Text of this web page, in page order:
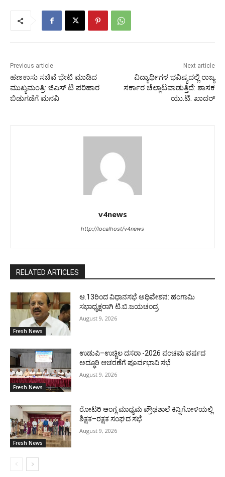
Previous article
ಹಣಕಾಸು ಸಚಿವೆ ಭೇಟಿ ಮಾಡಿದ
ಮುಖ್ಯಮಂತ್ರಿ: ಜಿಎಸ್ ಟಿ ಪರಿಹಾರ
ಬಿಡುಗಡೆಗೆ ಮನವಿ
Next article
ವಿದ್ಯಾರ್ಥಿಗಳ ಭವಿಷ್ಯದಲ್ಲಿ ರಾಜ್ಯ
ಸರ್ಕಾರ ಚೆಲ್ಲಾಟವಾಡುತ್ತಿದೆ: ಶಾಸಕ
ಯು.ಟಿ. ಖಾದರ್
v4news
http://localhost/v4news
RELATED ARTICLES
Fresh News
ಆ.13ರಿಂದ ವಿಧಾನಸಭೆ ಅಧಿವೇಶನ: ಹಂಗಾಮಿ
ಸಭಾಧ್ಯಕ್ಷರಾಗಿ ಟಿ.ಬಿ.ಜಯಚಂದ್ರ
August 9, 2026
Fresh News
ಉಡುಪಿ–ಉಚ್ಚಿಲ ದಸರಾ -2026 ಪಂಚಮ ವರ್ಷದ
ಅದ್ಧೂರಿ ಆಚರಣೆಗೆ ಪೂರ್ವಭಾವಿ ಸಭೆ
August 9, 2026
Fresh News
ರೋಟರಿ ಆಂಗ್ಲ ಮಾಧ್ಯಮ ಪ್ರೌಢಶಾಲೆ ಕಿನ್ನಿಗೋಳಿಯಲ್ಲಿ
ಶಿಕ್ಷಕ–ರಕ್ಷಕ ಸಂಘದ ಸಭೆ
August 9, 2026